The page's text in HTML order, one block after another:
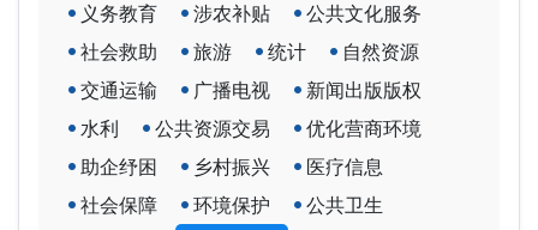
义务教育
涉农补贴
公共文化服务
社会救助
旅游 统计
自然资源
交通运输
广播电视
新闻出版版权
水利
公共资源交易
优化营商环境
助企纾困
乡村振兴
医疗信息
社会保障
环境保护
公共卫生